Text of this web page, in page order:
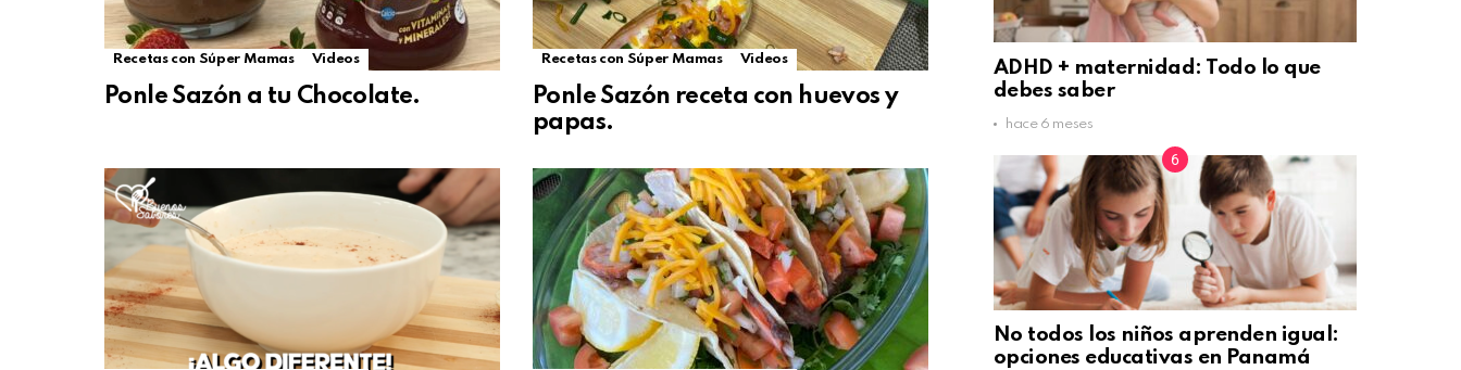
Recetas con Súper Mamas Videos
Ponle Sazón a tu Chocolate.
Recetas con Súper Mamas Videos
Ponle Sazón receta con huevos y
papas.
ADHD + maternidad: Todo lo que
debes saber
hace 6 meses
No todos los niños aprenden igual:
opciones educativas en Panamá